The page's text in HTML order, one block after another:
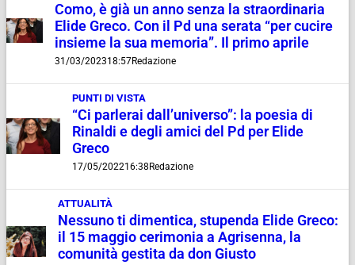
Como, è già un anno senza la straordinaria
Elide Greco. Con il Pd una serata “per cucire
insieme la sua memoria”. Il primo aprile
31/03/202318:57Redazione
PUNTI DI VISTA
“Ci parlerai dall’universo”: la poesia di
Rinaldi e degli amici del Pd per Elide
Greco
17/05/202216:38Redazione
ATTUALITÀ
Nessuno ti dimentica, stupenda Elide Greco:
il 15 maggio cerimonia a Agrisenna, la
comunità gestita da don Giusto